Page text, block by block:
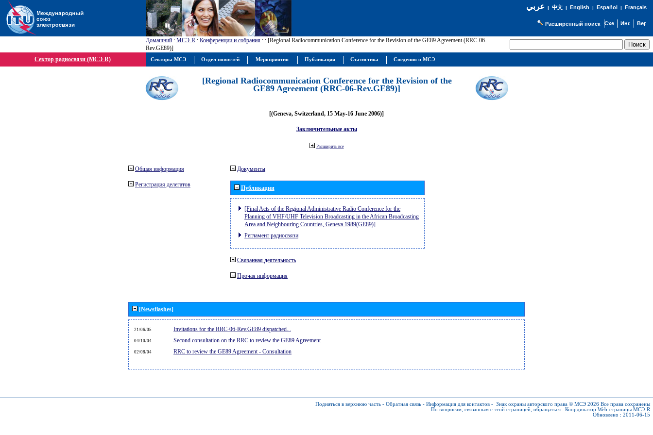
عربي| 中文| English | Español | Français
Расширенный поиск
Домашний : МСЭ-R : Конференции и собрания : : [Regional Radiocommunication Conference for the Revision of the GE89 Agreement (RRC-06-
Rev.GE89)]
Сектор радиосвязи (МСЭ-R)
[Regional Radiocommunication Conference for the Revision of the
GE89 Agreement (RRC-06-Rev.GE89)]
[(Geneva, Switzerland, 15 May-16 June 2006)]
Заключительные акты
Расширить все
Общая информация
Регистрация делегатов
Документы
Публикации
[Final Acts of the Regional Administrative Radio Conference for the
Planning of VHF/UHF Television Broadcasting in the African Broadcasting
Area and Neighbouring Countries, Geneva 1989(GE89)]
Регламент радиосвязи
Связанная деятельность
Прочая информация
[Newsflashes]
21/06/05 Invitations for the RRC-06-Rev.GE89 dispatched...
04/10/04 Second consultation on the RRC to review the GE89 Agreement
02/08/04 RRC to review the GE89 Agreement - Consultation
Подняться в верхнюю часть - Обратная связь - Информация для контактов - Знак охраны авторского права © МСЭ 2026 Все права сохранены
По вопросам, связанным с этой страницей, обращаться : Координатор Web-страницы МСЭ-R
Обновлено : 2011-06-15
Секторы МСЭ Отдел новостей Мероприятия Публикации Статистика Сведения о МСЭ